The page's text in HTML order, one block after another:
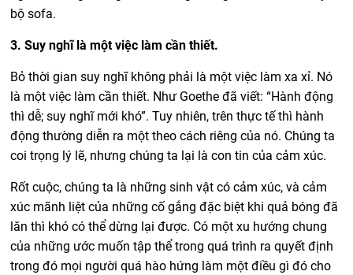
bộ sofa.
3. Suy nghĩ là một việc làm cần thiết.
Bỏ thời gian suy nghĩ không phải là một việc làm xa xỉ. Nó
là một việc làm cần thiết. Như Goethe đã viết: “Hành động
thì dễ; suy nghĩ mới khó”. Tuy nhiên, trên thực tế thì hành
động thường diễn ra một theo cách riêng của nó. Chúng ta
coi trọng lý lẽ, nhưng chúng ta lại là con tin của cảm xúc.
Rốt cuộc, chúng ta là những sinh vật có cảm xúc, và cảm
xúc mãnh liệt của những cố gắng đặc biệt khi quả bóng đã
lăn thì khó có thể dừng lại được. Có một xu hướng chung
của những ước muốn tập thể trong quá trình ra quyết định
trong đó mọi người quá hào hứng làm một điều gì đó cho